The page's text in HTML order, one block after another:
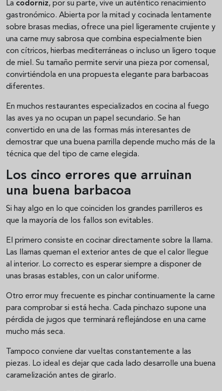
La codorniz, por su parte, vive un auténtico renacimiento
gastronómico. Abierta por la mitad y cocinada lentamente
sobre brasas medias, ofrece una piel ligeramente crujiente y
una carne muy sabrosa que combina especialmente bien
con cítricos, hierbas mediterráneas o incluso un ligero toque
de miel. Su tamaño permite servir una pieza por comensal,
convirtiéndola en una propuesta elegante para barbacoas
diferentes.
En muchos restaurantes especializados en cocina al fuego
las aves ya no ocupan un papel secundario. Se han
convertido en una de las formas más interesantes de
demostrar que una buena parrilla depende mucho más de la
técnica que del tipo de carne elegida.
Los cinco errores que arruinan
una buena barbacoa
Si hay algo en lo que coinciden los grandes parrilleros es
que la mayoría de los fallos son evitables.
El primero consiste en cocinar directamente sobre la llama.
Las llamas queman el exterior antes de que el calor llegue
al interior. Lo correcto es esperar siempre a disponer de
unas brasas estables, con un calor uniforme.
Otro error muy frecuente es pinchar continuamente la carne
para comprobar si está hecha. Cada pinchazo supone una
pérdida de jugos que terminará reflejándose en una carne
mucho más seca.
Tampoco conviene dar vueltas constantemente a las
piezas. Lo ideal es dejar que cada lado desarrolle una buena
caramelización antes de girarlo.